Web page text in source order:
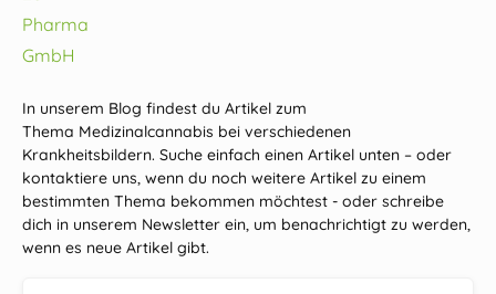
In unserem Blog findest du Artikel zum
Thema Medizinalcannabis bei verschiedenen
Krankheitsbildern. Suche einfach einen Artikel unten – oder
kontaktiere uns, wenn du noch weitere Artikel zu einem
bestimmten Thema bekommen möchtest - oder schreibe
dich in unserem Newsletter ein, um benachrichtigt zu werden,
wenn es neue Artikel gibt.